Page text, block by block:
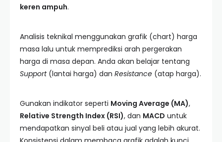
keren ampuh.
Analisis teknikal menggunakan grafik (chart) harga
masa lalu untuk memprediksi arah pergerakan
harga di masa depan. Anda akan belajar tentang
Support(lantai harga) dan Resistance (atap harga).
Gunakan indikator seperti Moving Average (MA),
Relative Strength Index (RSI), dan MACD untuk
mendapatkan sinyal beli atau jual yang lebih akurat.